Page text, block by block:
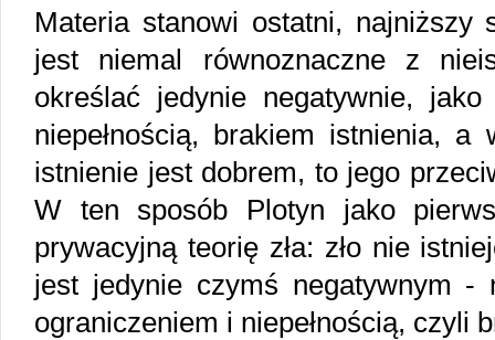
Materia stanowi ostatni, najniższy
jest niemal równoznaczne z
określać jedynie negatywnie,
niepełnością, brakiem istnienia,
istnienie jest dobrem, to jego
W ten sposób Plotyn jako
prywacyjną teorię zła: zło nie
jest jedynie czymś negatywnym -
ograniczeniem i niepełnością, czyli